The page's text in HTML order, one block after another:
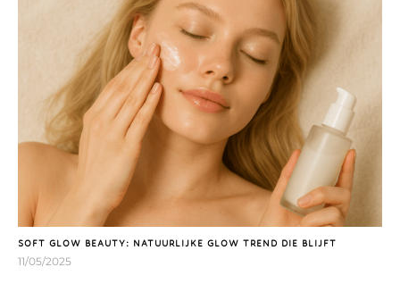
SOFT GLOW BEAUTY: NATUURLIJKE GLOW TREND DIE BLIJFT
11/05/2025